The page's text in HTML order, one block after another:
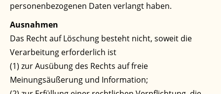
personenbezogenen Daten verlangt haben.
Ausnahmen
Das Recht auf Löschung besteht nicht, soweit die
Verarbeitung erforderlich ist
(1) zur Ausübung des Rechts auf freie
Meinungsäußerung und Information;